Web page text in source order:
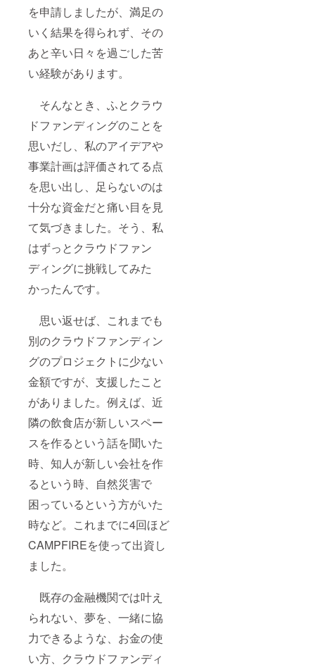
を申請しましたが、満足の
いく結果を得られず、その
あと辛い日々を過ごした苦
い経験があります。
そんなとき、ふとクラウ
ドファンディングのことを
思いだし、私のアイデアや
事業計画は評価されてる点
を思い出し、足らないのは
十分な資金だと痛い目を見
て気づきました。そう、私
はずっとクラウドファン
ディングに挑戦してみた
かったんです。
思い返せば、これまでも
別のクラウドファンディン
グのプロジェクトに少ない
金額ですが、支援したこと
がありました。例えば、近
隣の飲食店が新しいスペー
スを作るという話を聞いた
時、知人が新しい会社を作
るという時、自然災害で
困っているという方がいた
時など。これまでに4回ほど
CAMPFIREを使って出資し
ました。
既存の金融機関では叶え
られない、夢を、一緒に協
力できるような、お金の使
い方、クラウドファンディ